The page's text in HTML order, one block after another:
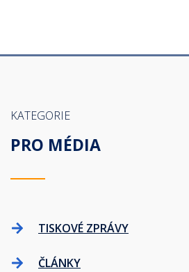
KATEGORIE
PRO MÉDIA
TISKOVÉ ZPRÁVY
ČLÁNKY